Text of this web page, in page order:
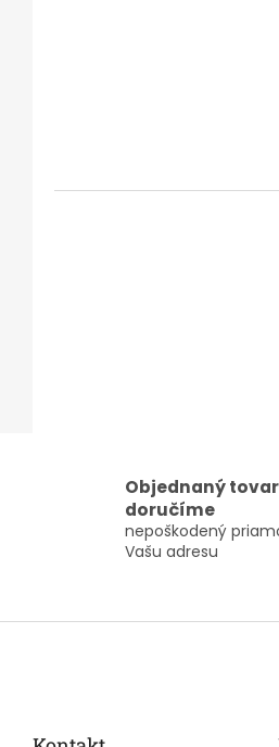
Objednaný tovar
doručíme
nepoškodený
Vašu adresu